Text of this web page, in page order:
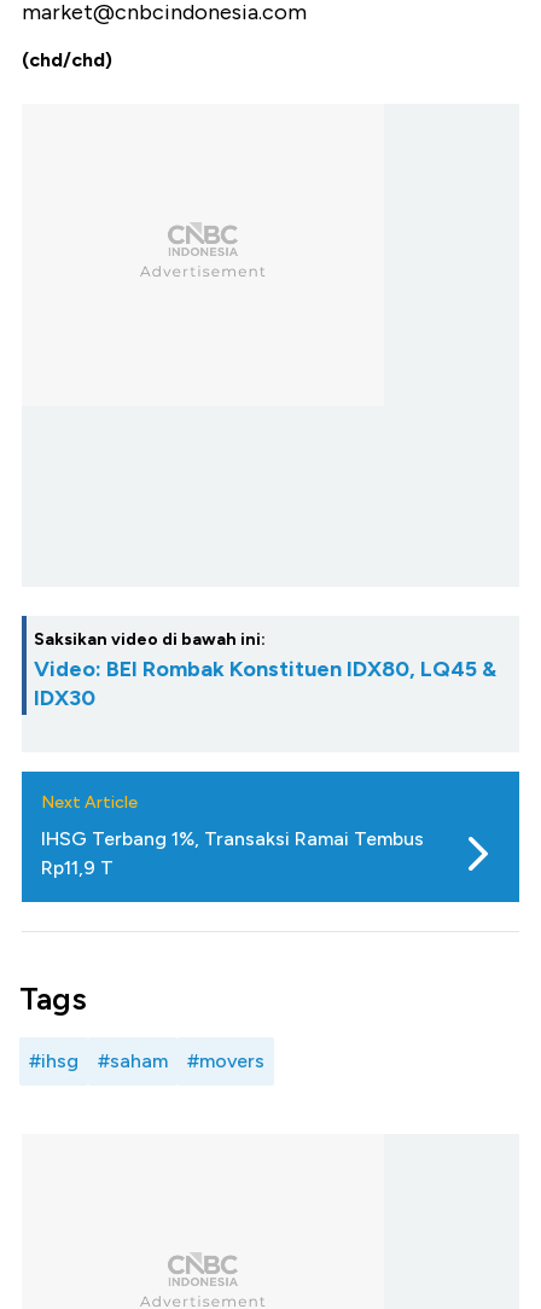
market@cnbcindonesia.com
(chd/chd)
Saksikan video di bawah ini:
Video: BEI Rombak Konstituen IDX80, LQ45 &
IDX30
Next Article
IHSG Terbang 1%, Transaksi Ramai Tembus
Rp11,9 T
Tags
#ihsg #saham #movers